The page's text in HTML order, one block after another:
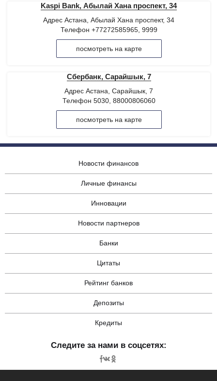
Kaspi Bank, Абылай Хана проспект, 34
Адрес Астана, Абылай Хана проспект, 34
Телефон +77272585965, 9999
посмотреть на карте
Сбербанк, Сарайшык, 7
Адрес Астана, Сарайшык, 7
Телефон 5030, 88000806060
посмотреть на карте
Новости финансов
Личные финансы
Инновации
Новости партнеров
Банки
Цитаты
Рейтинг банков
Депозиты
Кредиты
Следите за нами в соцсетях: